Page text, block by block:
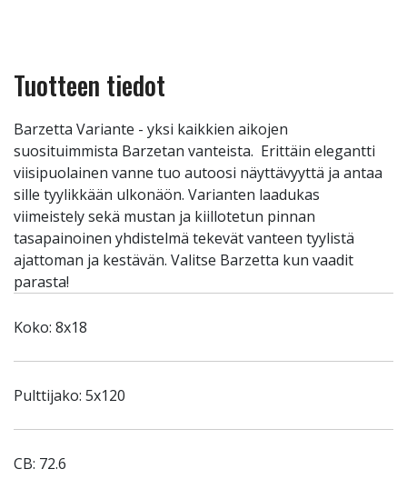
Tuotteen tiedot
Barzetta Variante - yksi kaikkien aikojen
suosituimmista Barzetan vanteista. Erittäin elegantti
viisipuolainen vanne tuo autoosi näyttävyyttä ja antaa
sille tyylikkään ulkonäön. Varianten laadukas
viimeistely sekä mustan ja kiillotetun pinnan
tasapainoinen yhdistelmä tekevät vanteen tyylistä
ajattoman ja kestävän. Valitse Barzetta kun vaadit
parasta!
Koko: 8x18
Pulttijako: 5x120
CB: 72.6